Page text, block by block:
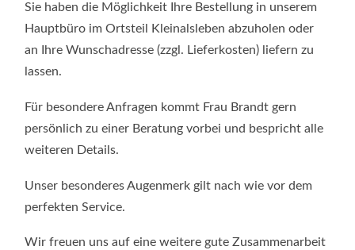
Sie haben die Möglichkeit Ihre Bestellung in unserem
Hauptbüro im Ortsteil Kleinalsleben abzuholen oder
an Ihre Wunschadresse (zzgl. Lieferkosten) liefern zu
lassen.
Für besondere Anfragen kommt Frau Brandt gern
persönlich zu einer Beratung vorbei und bespricht alle
weiteren Details.
Unser besonderes Augenmerk gilt nach wie vor dem
perfekten Service.
Wir freuen uns auf eine weitere gute Zusammenarbeit